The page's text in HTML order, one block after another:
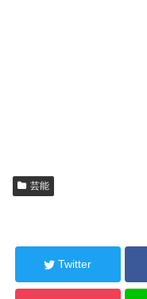
芸能
Twitter